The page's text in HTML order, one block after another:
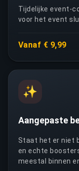
Tijdelijke event-
voor het event
Vanaf € 9,99
✨
Aangepaste
Staat het er niet
en echte
meestal binnen